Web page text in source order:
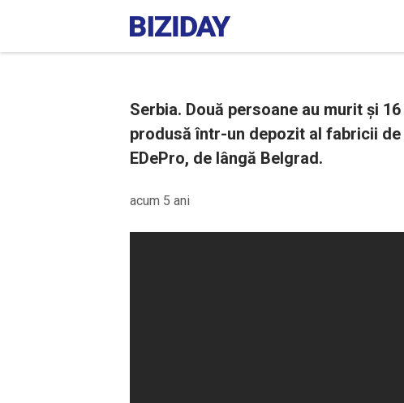
Serbia. Două persoane au murit și
produsă într-un depozit al fabricii
EDePro, de lângă Belgrad.
acum 5 ani